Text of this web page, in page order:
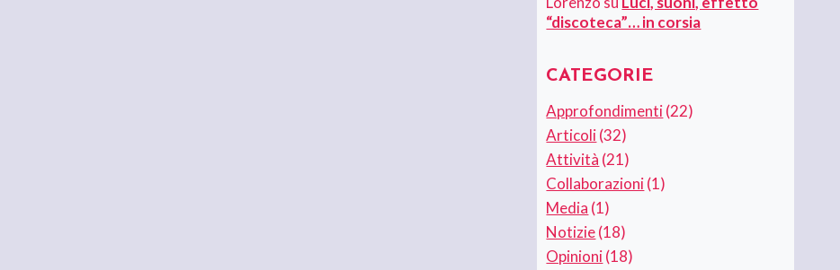
“discoteca”… in corsia
CATEGORIE
Approfondimenti(22)
Articoli(32)
Attività (21)
Collaborazioni(1)
Media (1)
Notizie(18)
Opinioni(18)